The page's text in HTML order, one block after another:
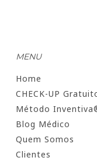
MENU
Home
CHECK-UP
Método
Blog Médico
Quem Somos
Clientes